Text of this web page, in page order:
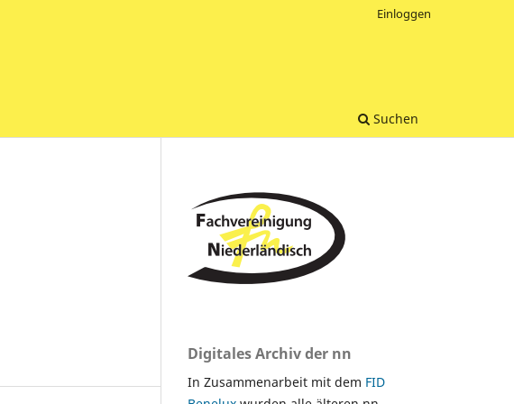
Suchen
Einloggen
Digitales Archiv der nn
In Zusammenarbeit mit dem FID